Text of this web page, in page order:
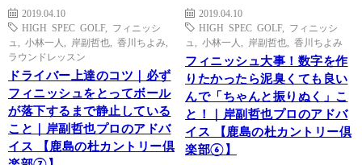
2019.04.10
HIGH SPEC GOLF, フィニッシ
ュ
小林一人 岸副哲也 香川ちよみ
ラウンドレッスン
ドライバー上達のコツ｜必ず
フィニッシュをとってボール
が落下するまで静止している
こと｜岸副哲也プロのアドバ
イス 【鹿島の杜カントリー倶
2019.04.10
HIGH SPEC GOLF, フィニッシ
ュ
小林一人 岸副哲也 香川ちよみ
フィニッシュ大事！数字を作
りたかったら泥臭くても良い
んで「ちゃんと振りぬく」こ
と！｜岸副哲也プロのアドバ
イス 【鹿島の杜カントリー倶
楽部⑥】